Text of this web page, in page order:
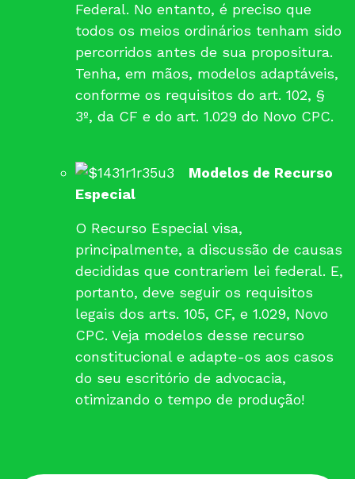
Federal. No entanto, é preciso que
todos os meios ordinários tenham sido
percorridos antes de sua propositura.
Tenha, em mãos, modelos adaptáveis,
conforme os requisitos do art. 102, §
3º, da CF e do art. 1.029 do Novo CPC.
Modelos de Recurso
Especial
O Recurso Especial visa,
principalmente, a discussão de causas
decididas que contrariem lei federal. E,
portanto, deve seguir os requisitos
legais dos arts. 105, CF, e 1.029, Novo
CPC. Veja modelos desse recurso
constitucional e adapte-os aos casos
do seu escritório de advocacia,
otimizando o tempo de produção!